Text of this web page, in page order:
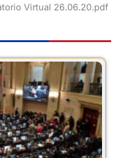
Virtual 26.06.20.pdf